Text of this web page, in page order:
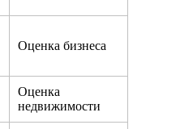
Оценка бизнеса
Оценка
недвижимости